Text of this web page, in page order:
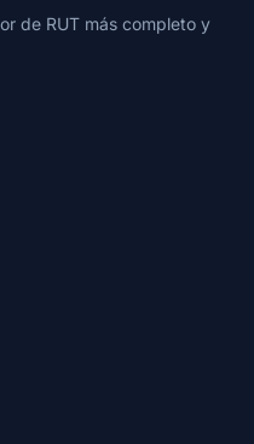
de RUT más completo y